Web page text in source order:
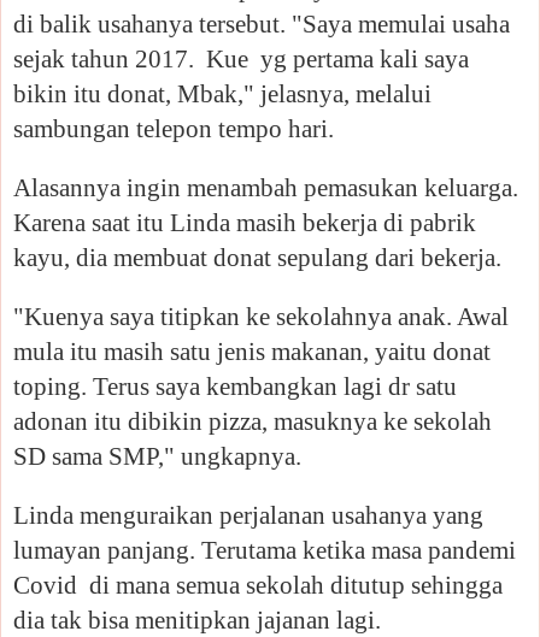
di balik usahanya tersebut. "Saya memulai usaha
sejak tahun 2017. Kue yg pertama kali saya
bikin itu donat, Mbak," jelasnya, melalui
sambungan telepon tempo hari.
Alasannya ingin menambah pemasukan keluarga.
Karena saat itu Linda masih bekerja di pabrik
kayu, dia membuat donat sepulang dari bekerja.
"Kuenya saya titipkan ke sekolahnya anak. Awal
mula itu masih satu jenis makanan, yaitu donat
toping. Terus saya kembangkan lagi dr satu
adonan itu dibikin pizza, masuknya ke sekolah
SD sama SMP," ungkapnya.
Linda menguraikan perjalanan usahanya yang
lumayan panjang. Terutama ketika masa pandemi
Covid di mana semua sekolah ditutup sehingga
dia tak bisa menitipkan jajanan lagi.